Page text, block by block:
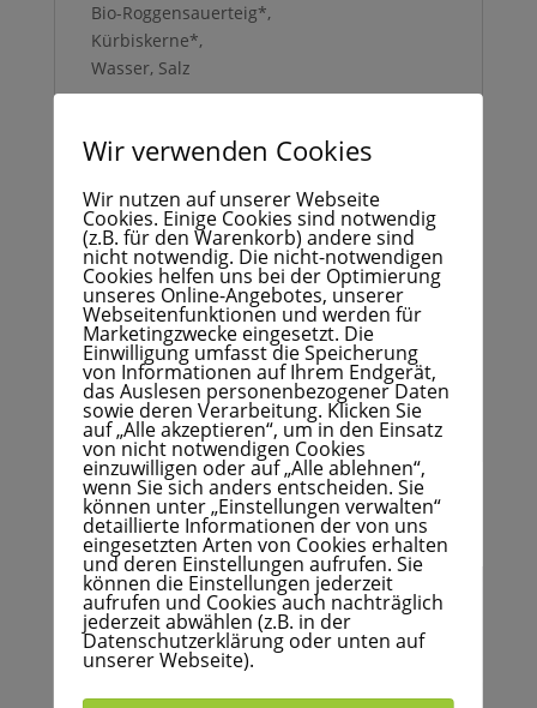
Bio-Roggensauerteig*,
Kürbiskerne*,
Wasser, Salz
Allergene:
Roggen, Weizen
100g Gebäck enthaltendurchschnittlich:
Brennwert 270kcal,
Eiweiß 9,3g
Kohlehydrate 41,6g
Fette 3,5g
1 Broteineinhait enspricht 28g
Gebäckgewicht 500g
Ähnliche Produkte
Wir verwenden Cookies
Wir nutzen auf unserer Webseite
Cookies. Einige Cookies sind notwendig
(z.B. für den Warenkorb) andere sind
nicht notwendig. Die nicht-notwendigen
Cookies helfen uns bei der Optimierung
unseres Online-Angebotes, unserer
Webseitenfunktionen und werden für
Marketingzwecke eingesetzt. Die
Einwilligung umfasst die Speicherung
von Informationen auf Ihrem Endgerät,
das Auslesen personenbezogener Daten
sowie deren Verarbeitung. Klicken Sie
auf „Alle akzeptieren“, um in den Einsatz
von nicht notwendigen Cookies
einzuwilligen oder auf „Alle ablehnen“,
wenn Sie sich anders entscheiden. Sie
können unter „Einstellungen verwalten“
detaillierte Informationen der von uns
eingesetzten Arten von Cookies erhalten
und deren Einstellungen aufrufen. Sie
können die Einstellungen jederzeit
aufrufen und Cookies auch nachträglich
jederzeit abwählen (z.B. in der
Datenschutzerklärung oder unten auf
unserer Webseite).